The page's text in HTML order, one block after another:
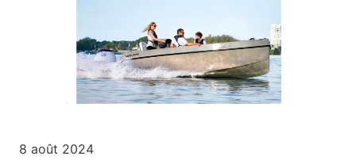
8 août 2024